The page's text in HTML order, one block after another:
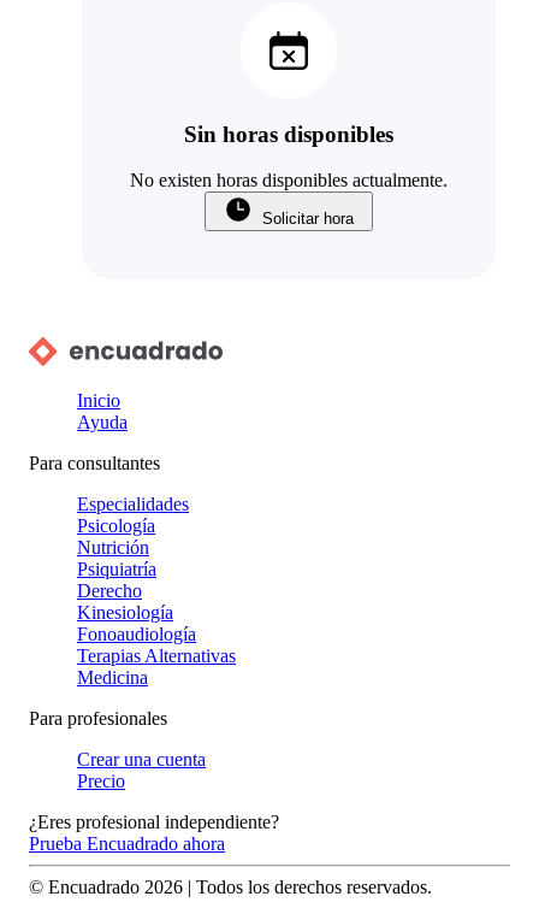
Sin horas disponibles
No existen horas disponibles actualmente.
Solicitar hora
Inicio
Ayuda
Para consultantes
Especialidades
Psicología
Nutrición
Psiquiatría
Derecho
Kinesiología
Fonoaudiología
Terapias Alternativas
Medicina
Para profesionales
Crear una cuenta
Precio
¿Eres profesional independiente?
Prueba Encuadrado ahora
© Encuadrado 2026 | Todos los derechos reservados.